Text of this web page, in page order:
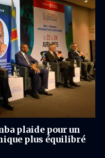
plaide pour un
plus équilibré